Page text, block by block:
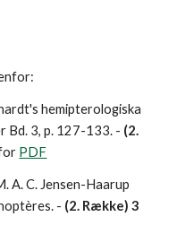
hemipterologiska
Bd. 3, p. 127-133. - (2.
PDF
A. C. Jensen-Haarup
- (2. Række) 3